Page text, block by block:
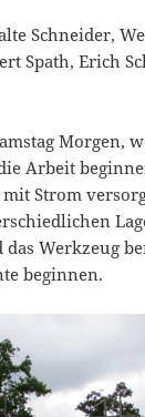
Schneider,
Spath, Erich
Morgen,
Arbeit
Strom
Werkzeug
beginnen.